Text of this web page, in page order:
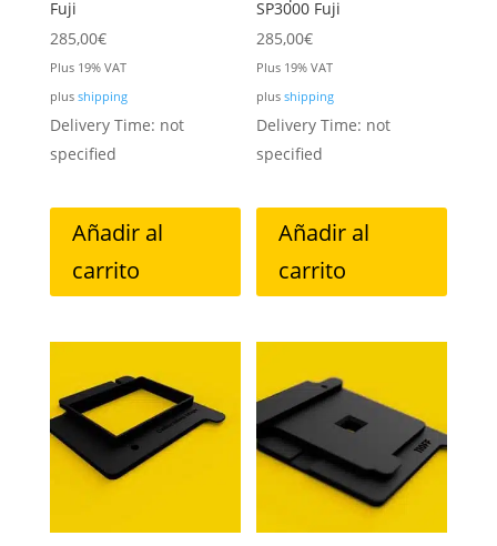
Fuji
285,00€
Plus 19% VAT
plus shipping
Delivery Time: not
specified
Añadir al
carrito
SP3000 Fuji
285,00€
Plus 19% VAT
plusshipping
Delivery Time: not
specified
Añadir al
carrito